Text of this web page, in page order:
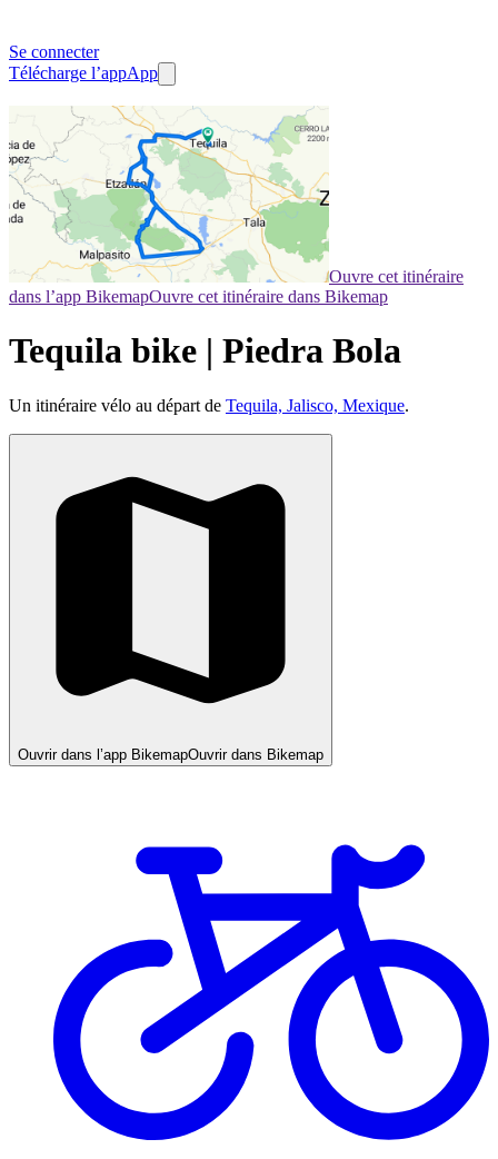
Se connecter
Télécharge l’appApp
Ouvre cet itinéraire
dans l’app BikemapOuvre cet itinéraire dans Bikemap
Tequila bike | Piedra Bola
Un itinéraire vélo au départ de Tequila, Jalisco, Mexique.
Ouvrir dans l’app BikemapOuvrir dans Bikemap